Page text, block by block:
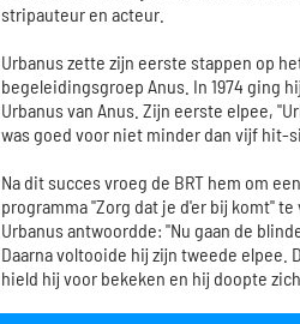
stripauteur en acteur.
Urbanus zette zijn eerste stappen op
begeleidingsgroep Anus. In 1974 ging
Urbanus van Anus. Zijn eerste elpee,
was goed voor niet minder dan vijf hit-
Na dit succes vroeg de BRT hem om
programma "Zorg dat je d'er bij komt"
Urbanus antwoordde: "Nu gaan de
Daarna voltooide hij zijn tweede elpee.
hield hij voor bekeken en hij doopte